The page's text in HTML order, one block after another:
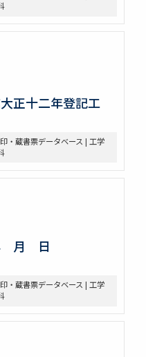
正十二年登記工
・蔵書票データベース | 工学
月 日
・蔵書票データベース | 工学